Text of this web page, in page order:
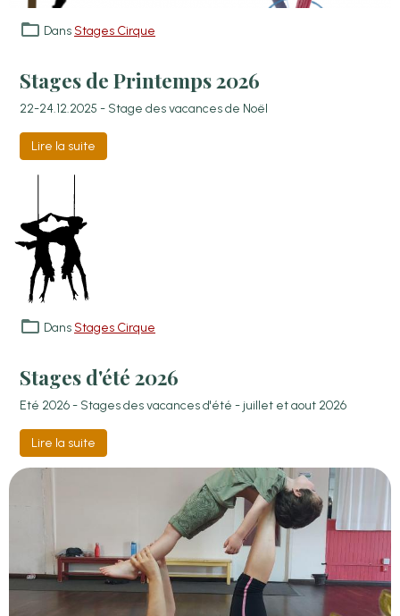
Dans Stages Cirque
Stages de Printemps 2026
22-24.12.2025 - Stage des vacances de Noël
Lire la suite
Dans Stages Cirque
Stages d'été 2026
Eté 2026 - Stages des vacances d'été - juillet et aout 2026
Lire la suite